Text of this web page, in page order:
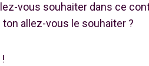
vous souhaiter dans ce
allez-vous le souhaiter ?